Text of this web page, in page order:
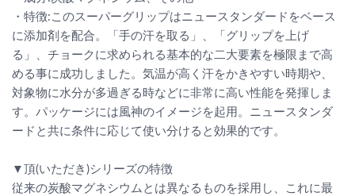
・特徴:このスーパーグリップはニュースタンダードをベース
に添加剤を配合。「手の汗を取る」、「グリップを上げ
る」、チョークに求められる基本的な二大要素を極限まで高
める事に成功しました。気温が高く汗をかきやすい時期や、
対象物に水分が多過ぎる時などに非常に高い性能を発揮しま
す。パッケージには風神のイメージを起用。ニュースタンダ
ードと共に条件に応じて使い分けると効果的です。
▼頂(いただき)シリーズの特徴
従来の炭酸マグネシウムとは異なるものを採用し、これに最